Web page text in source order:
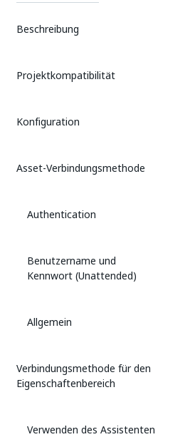
Beschreibung
Projektkompatibilität
Konfiguration
Asset-Verbindungsmethode
Authentication
Benutzername und
Kennwort (Unattended)
Allgemein
Verbindungsmethode für den
Eigenschaftenbereich
Verwenden des Assistenten